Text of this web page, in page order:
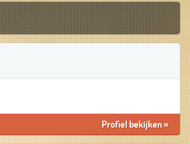
Profiel bekijken»